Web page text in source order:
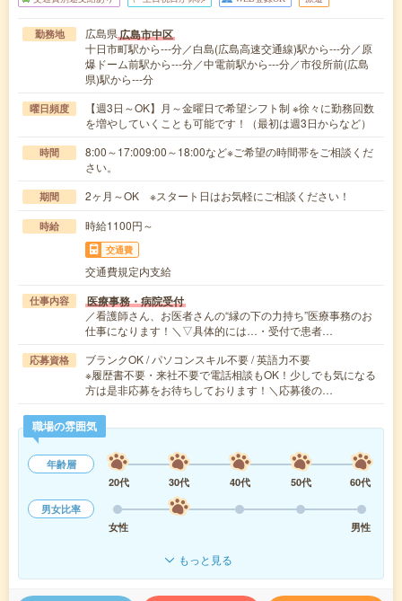
勤務地 広島県広島市中区
十日市町駅から---分／白島(広島高速交通線)駅から---分／原
爆ドーム前駅から---分／中電前駅から---分／市役所前(広島
県)駅から---分
曜日頻度
【週3日～OK】月～金曜日で希望シフト制 ※徐々に勤務回数
を増やしていくことも可能です！（最初は週3日からなど）
時間
8:00～17:009:00～18:00など※ご希望の時間帯をご相談くだ
さい。
期間 2ヶ月～OK ※スタート日はお気軽にご相談ください！
時給 時給1100円～
交通費
交通費規定内支給
仕事内容 医療事務・病院受付
／看護師さん、お医者さんの“縁の下の力持ち”医療事務のお
仕事になります！＼▽具体的には…・受付で患者…
応募資格
ブランクOK / パソコンスキル不要 / 英語力不要
※履歴書不要・来社不要で電話相談もOK！少しでも気になる
方は是非応募をお待ちしております！＼応募後の…
職場の雰囲気
年齢層
20代
30代 40代 50代
60代
男女比率
女性
男性
もっと見る